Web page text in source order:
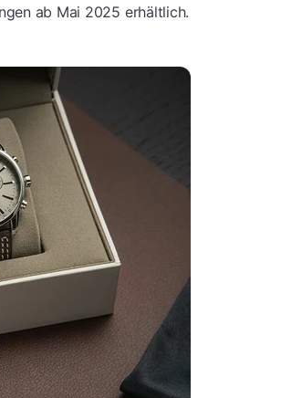
ab Mai 2025 erhältlich.